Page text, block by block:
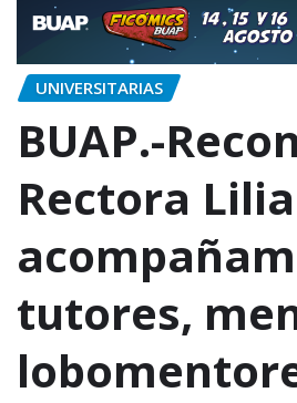
UNIVERSITARIAS
BUAP.-
Rectora
tutores,